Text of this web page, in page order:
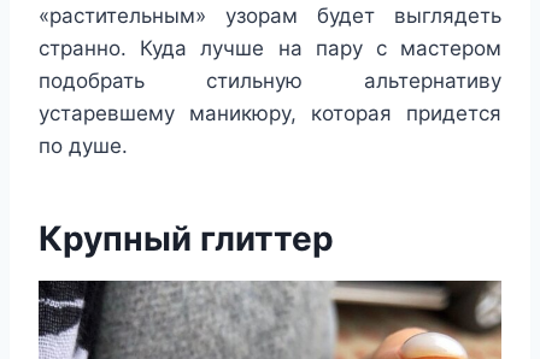
«растительным» узорам будет выглядеть
странно. Куда лучше на пару с мастером
подобрать стильную альтернативу
устаревшему маникюру, которая придется
по душе.
Крупный глиттер